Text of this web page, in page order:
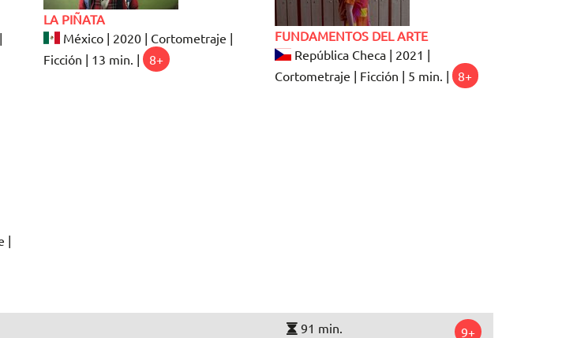
LA PIÑATA
México | 2020 | Cortometraje |
Ficción | 13 min. |
8+
FUNDAMENTOS DEL ARTE
República Checa | 2021 |
Cortometraje | Ficción | 5 min. |
8+
|
91 min. 9+